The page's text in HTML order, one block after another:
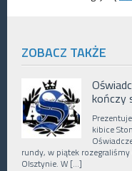
ZOBACZ TAKŻE
kończy
kibice
rundy, w piątek
Olsztynie. W […]